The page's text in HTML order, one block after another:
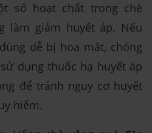
số hoạt chất trong chè
làm giảm huyết áp. Nếu
dễ bị hoa mắt, chóng
dụng thuốc hạ huyết áp
để tránh nguy cơ huyết
hiểm.